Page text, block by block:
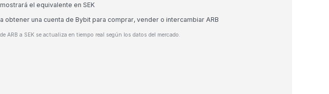
el equivalente en SEK
obtener una cuenta de Bybit para comprar, vender o intercambiar ARB
ARB a SEK se actualiza en tiempo real según los datos del mercado.